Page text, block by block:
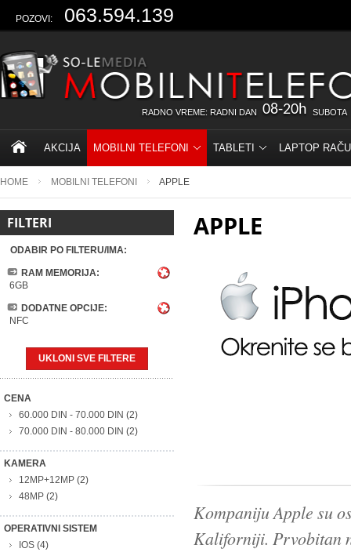
POZOVI: 063.594.139
RADNO VREME: RADNI DAN 08-20h SUBOTA
AKCIJA MOBILNI TELEFONI TABLETI LAPTOP
HOME MOBILNI TELEFONI APPLE
FILTERI
ODABIR PO FILTERU/IMA:
RAM MEMORIJA:
6GB
DODATNE OPCIJE:
NFC
UKLONI SVE FILTERE
CENA
60.000 DIN - 70.000 DIN (2)
70.000 DIN - 80.000 DIN (2)
KAMERA
12MP+12MP (2)
48MP (2)
OPERATIVNI SISTEM
IOS (4)
APPLE
Kompaniju Apple su
Kaliforniji. Prvobitan